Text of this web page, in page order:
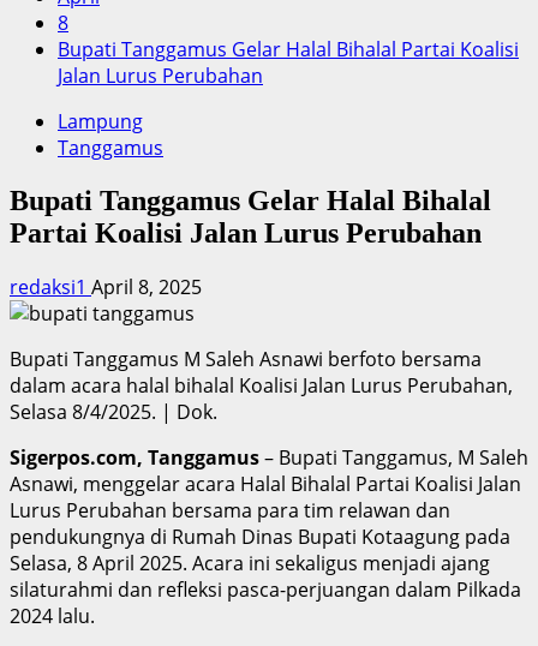
8
Bupati Tanggamus Gelar Halal Bihalal Partai Koalisi
Jalan Lurus Perubahan
Lampung
Tanggamus
Bupati Tanggamus Gelar Halal Bihalal
Partai Koalisi Jalan Lurus Perubahan
redaksi1 April 8, 2025
Bupati Tanggamus M Saleh Asnawi berfoto bersama
dalam acara halal bihalal Koalisi Jalan Lurus Perubahan,
Selasa 8/4/2025. | Dok.
Sigerpos.com, Tanggamus– Bupati Tanggamus, M Saleh
Asnawi, menggelar acara Halal Bihalal Partai Koalisi Jalan
Lurus Perubahan bersama para tim relawan dan
pendukungnya di Rumah Dinas Bupati Kotaagung pada
Selasa, 8 April 2025. Acara ini sekaligus menjadi ajang
silaturahmi dan refleksi pasca-perjuangan dalam Pilkada
2024 lalu.